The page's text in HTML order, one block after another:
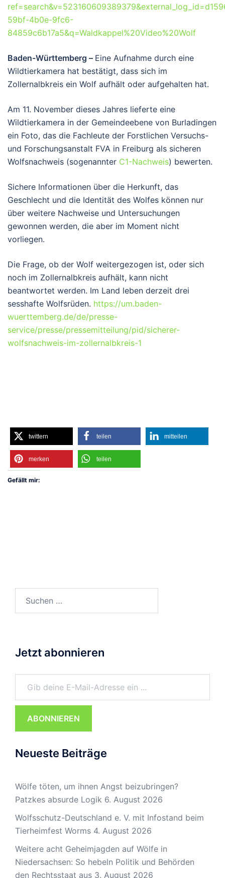
59bf-4b0e-9fc6-
84859c6b17a5&q=Waldkappel%20Video%20Wolf
Baden-Württemberg – Eine Aufnahme durch eine
Wildtierkamera hat bestätigt, dass sich im
Zollernalbkreis ein Wolf aufhält oder aufgehalten hat.
Am 11. November dieses Jahres lieferte eine
Wildtierkamera in der Gemeindeebene von Burladingen
ein Foto, das die Fachleute der Forstlichen Versuchs-
und Forschungsanstalt FVA in Freiburg als sicheren
Wolfsnachweis (sogenannter C1-Nachweis) bewerten.
Sichere Informationen über die Herkunft, das
Geschlecht und die Identität des Wolfes können nur
über weitere Nachweise und Untersuchungen
gewonnen werden, die aber im Moment nicht
vorliegen.
Die Frage, ob der Wolf weitergezogen ist, oder sich
noch im Zollernalbkreis aufhält, kann nicht
beantwortet werden. Im Land leben derzeit drei
sesshafte Wolfsrüden. https://um.baden-
wuerttemberg.de/de/presse-
service/presse/pressemitteilung/pid/sicherer-
wolfsnachweis-im-zollernalbkreis-1
twittern teilen mitteilen
merken teilen
Gefällt mir:
nach:
Jetzt abonnieren
Gib deine E-Mail-Adresse ein ...
ABONNIEREN
Neueste Beiträge
Wölfe töten, um ihnen Angst beizubringen?
Patzkes absurde Logik 6. August 2026
Wolfsschutz-Deutschland e. V. mit Infostand beim
Tierheimfest Worms 4. August 2026
Weitere acht Geheimjagden auf Wölfe in
Niedersachsen: So hebeln Politik und Behörden
den Rechtsstaat aus 3. August 2026